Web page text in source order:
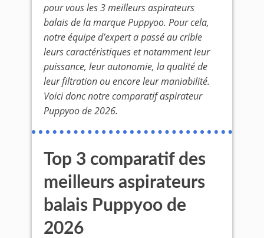
pour vous les 3 meilleurs aspirateurs
balais de la marque Puppyoo. Pour cela,
notre équipe d’expert a passé au crible
leurs caractéristiques et notamment leur
puissance, leur autonomie, la qualité de
leur filtration ou encore leur maniabilité.
Voici donc notre comparatif aspirateur
Puppyoo de 2026.
Top 3 comparatif des
meilleurs aspirateurs
balais Puppyoo de
2026